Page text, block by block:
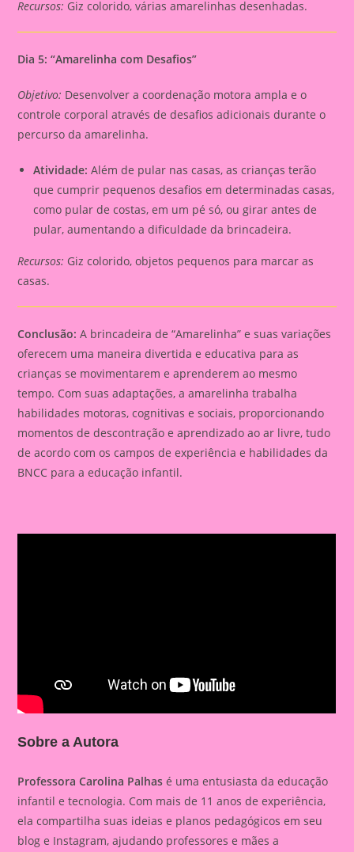
Recursos: Giz colorido, várias amarelinhas desenhadas.
Dia 5: “Amarelinha com Desafios”
Objetivo: Desenvolver a coordenação motora ampla e o
controle corporal através de desafios adicionais durante o
percurso da amarelinha.
Atividade: Além de pular nas casas, as crianças terão
que cumprir pequenos desafios em determinadas casas,
como pular de costas, em um pé só, ou girar antes de
pular, aumentando a dificuldade da brincadeira.
Recursos: Giz colorido, objetos pequenos para marcar as
casas.
Conclusão: A brincadeira de “Amarelinha” e suas variações
oferecem uma maneira divertida e educativa para as
crianças se movimentarem e aprenderem ao mesmo
tempo. Com suas adaptações, a amarelinha trabalha
habilidades motoras, cognitivas e sociais, proporcionando
momentos de descontração e aprendizado ao ar livre, tudo
de acordo com os campos de experiência e habilidades da
BNCC para a educação infantil.
Sobre a Autora
Professora Carolina Palhas é uma entusiasta da educação
infantil e tecnologia. Com mais de 11 anos de experiência,
ela compartilha suas ideias e planos pedagógicos em seu
blog e Instagram, ajudando professores e mães a